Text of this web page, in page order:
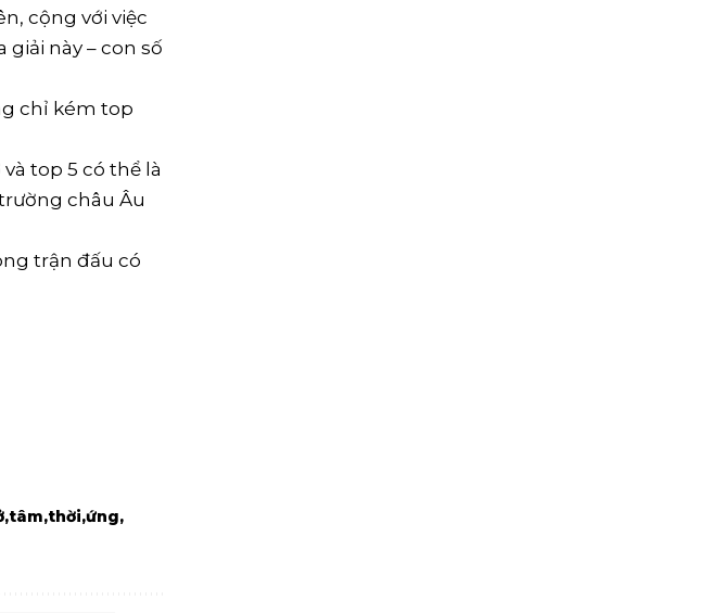
cộng với việc
này – con số
chỉ kém top
top 5 có thể là
châu Âu
trận đấu có
tâm thời ứng